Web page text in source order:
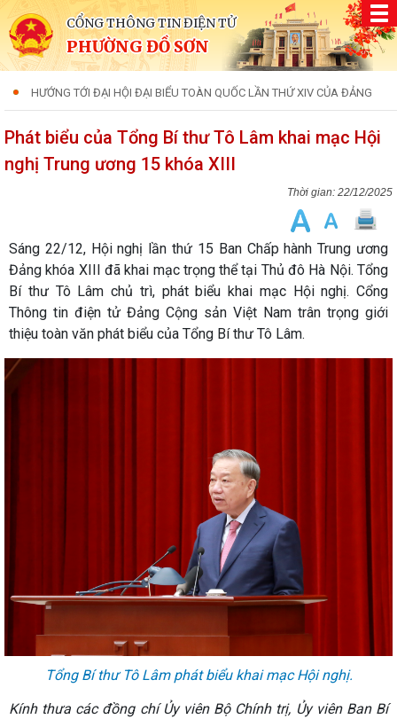
CỔNG THÔNG TIN ĐIỆN TỬ
PHƯỜNG ĐỒ SƠN
HƯỚNG TỚI ĐẠI HỘI ĐẠI BIỂU TOÀN QUỐC LẦN THỨ XIV CỦA ĐẢNG
Phát biểu của Tổng Bí thư Tô Lâm khai mạc Hội
nghị Trung ương 15 khóa XIII
22/12/2025
Sáng 22/12, Hội nghị lần thứ 15 Ban Chấp hành Trung ương
Đảng khóa XIII đã khai mạc trọng thể tại Thủ đô Hà Nội. Tổng
Bí thư Tô Lâm chủ trì, phát biểu khai mạc Hội nghị. Cổng
Thông tin điện tử Đảng Cộng sản Việt Nam trân trọng giới
thiệu toàn văn phát biểu của Tổng Bí thư Tô Lâm.
Tổng Bí thư Tô Lâm phát biểu khai mạc Hội nghị.
Kính thưa các đồng chí Ủy viên Bộ Chính trị, Ủy viên Ban Bí